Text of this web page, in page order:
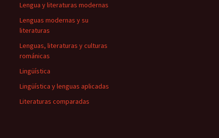
Lengua y literaturas modernas
Lenguas modernas y su
literaturas
Lenguas, literaturas y culturas
románicas
Lingüística
Lingüística y lenguas aplicadas
Literaturas comparadas